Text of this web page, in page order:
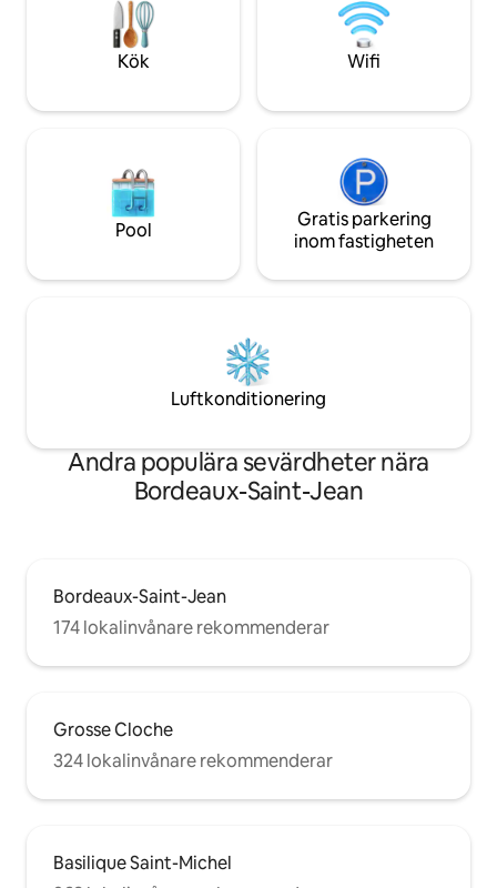
Kök Wifi
Pool
Gratis parkering
inom fastigheten
Luftkonditionering
Andra populära sevärdheter nära
Bordeaux-Saint-Jean
Bordeaux-Saint-Jean
174 lokalinvånare rekommenderar
Grosse Cloche
324 lokalinvånare rekommenderar
Basilique Saint-Michel